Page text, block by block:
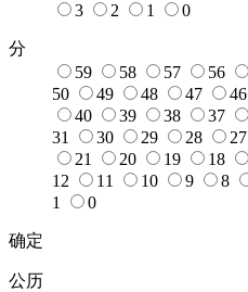
3
2 1 0
分
59
58 57 56
50
49 48 47 46
40
39 38 37
31
30 29 28 27
21
20 19 18
12
11 10 9 8
1
0
确定
公历